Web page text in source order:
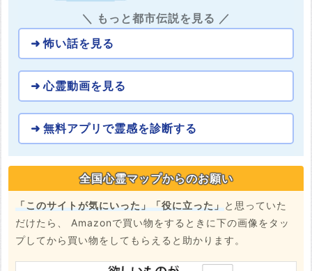
＼ もっと都市伝説を見る ／
怖い話を見る
心霊動画を見る
無料アプリで霊感を診断する
全国心霊マップからのお願い
「このサイトが気にいった」「役に立った」と思っていた
だけたら、 Amazonで買い物をするときに下の画像をタッ
プしてから買い物をしてもらえると助かります。